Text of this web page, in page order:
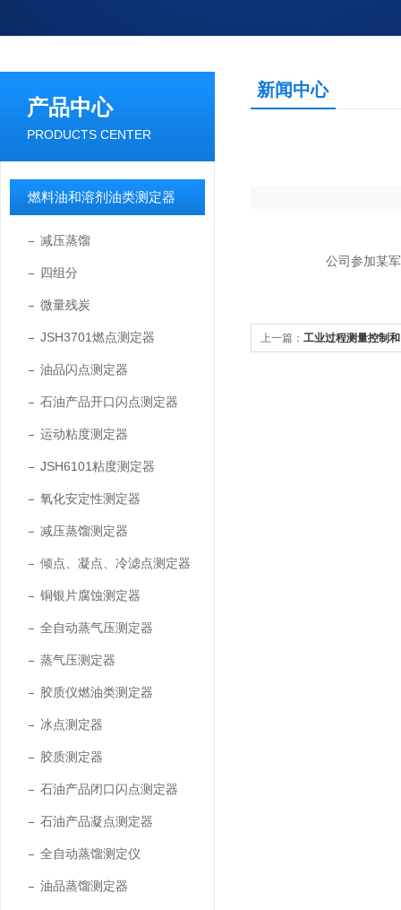
产品中心
PRODUCTS CENTER
燃料油和溶剂油类测定器
减压蒸馏
四组分
微量残炭
JSH3701燃点测定器
油品闪点测定器
石油产品开口闪点测定器
运动粘度测定器
JSH6101粘度测定器
氧化安定性测定器
减压蒸馏测定器
倾点、凝点、冷滤点测定器
铜银片腐蚀测定器
全自动蒸气压测定器
蒸气压测定器
胶质仪燃油类测定器
冰点测定器
胶质测定器
石油产品闭口闪点测定器
石油产品凝点测定器
全自动蒸馏测定仪
油品蒸馏测定器
新闻中心
公司参加某军组织的
上一篇： 工业过程测量控制